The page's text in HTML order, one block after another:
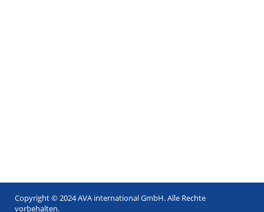
Copyright © 2024 AVA international GmbH. Alle Rechte
vorbehalten.